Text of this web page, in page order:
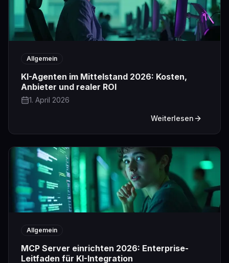
Allgemein
KI-Agenten im Mittelstand 2026: Kosten,
Anbieter und realer ROI
1. April 2026
Weiterlesen
Allgemein
MCP Server einrichten 2026: Enterprise-
Leitfaden für KI-Integration